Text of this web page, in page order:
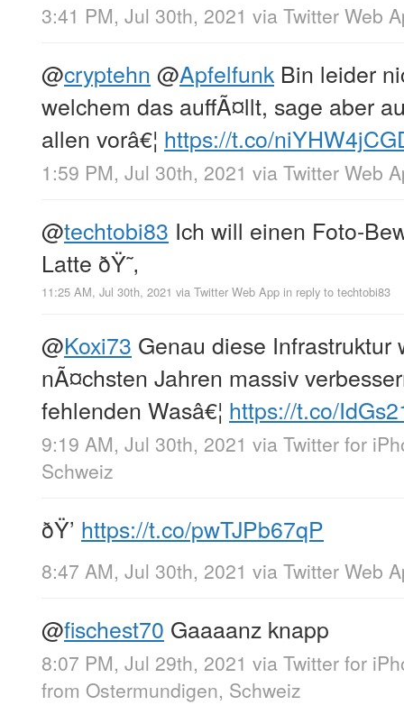
3:41 PM, Jul 30th, 2021 via Twitter Web
@cryptehn @Apfelfunk Bin leider
welchem das auffÃ¤llt, sage aber
allen vorâ€¦ https://t.co/
1:59 PM, Jul 30th, 2021 via Twitter Web
@techtobi83 Ich will einen Foto-
Latte ðŸ˜‚
11:25 AM, Jul 30th, 2021 via Twitter Web App in reply to techtobi83
@Koxi73 Genau diese Infrastruktur
nÃ¤chsten Jahren massiv
fehlenden Wasâ€¦ https://t.co/
9:19 AM, Jul 30th, 2021 via Twitter for
Schweiz
ðŸ’ https://t.co/pwTJPb67qP
8:47 AM, Jul 30th, 2021 via Twitter Web
@fischest70 Gaaaanz knapp
8:07 PM, Jul 29th, 2021 via Twitter for
from Ostermundigen, Schweiz